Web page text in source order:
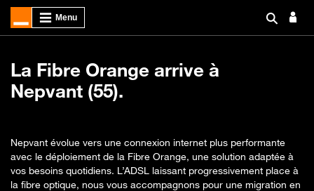
La Fibre Orange arrive à
Nepvant (55).
Nepvant évolue vers une connexion internet plus performante
avec le déploiement de la Fibre Orange, une solution adaptée à
vos besoins quotidiens. L’ADSL laissant progressivement place à
la fibre optique, nous vous accompagnons pour une migration en